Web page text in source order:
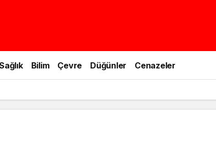
Bilim Çevre Düğünler Cenazeler